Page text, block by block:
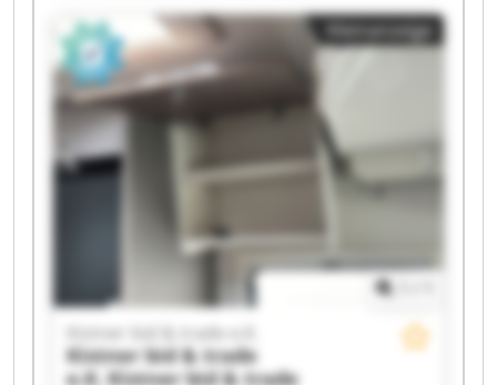
Kistner bid & trade e.K. Kistner bid & trade e.K.
Kistner bid & trade e.K. Kistner bid & trade e.K.
Kistner bid & trade e.K. Kistner bid & trade e.K.
Kistner bid & trade e.K. Kistner bid & trade e.K.
Kistner bid & trade e.K. Kistner bid & trade e.K.
Kistner bid & trade e.K. Kistner bid & trade e.K.
Kleinanzeige
Kistner bid & trade e.K.
Kistner bid & trade
e.K. Kistner bid & trade